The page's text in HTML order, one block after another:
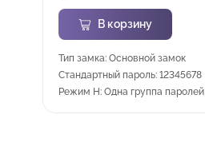
В корзину
Тип замка: Основной замок
Стандартный пароль: 12345678
Режим H: Одна группа паролей